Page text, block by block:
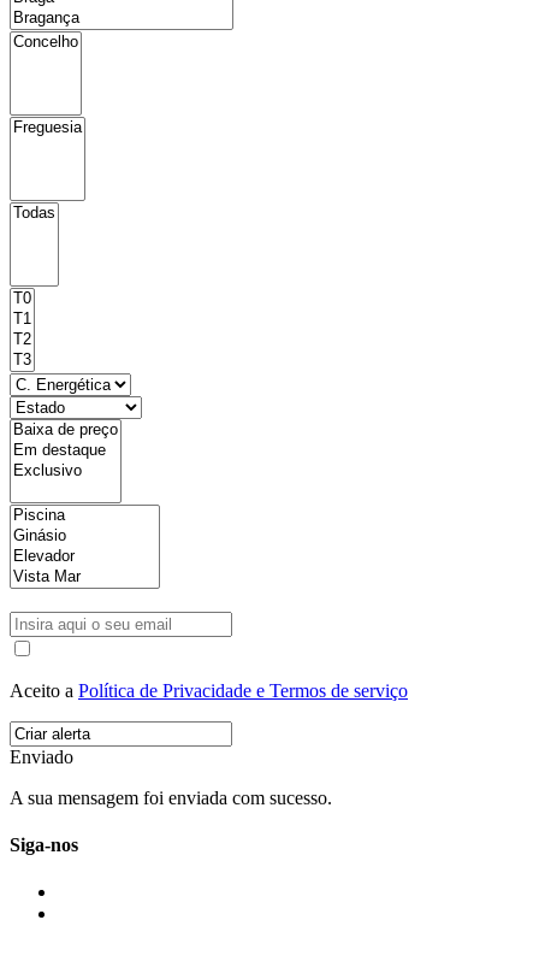
Aceito a Política de Privacidade e Termos de serviço
Enviado
A sua mensagem foi enviada com sucesso.
Siga-nos